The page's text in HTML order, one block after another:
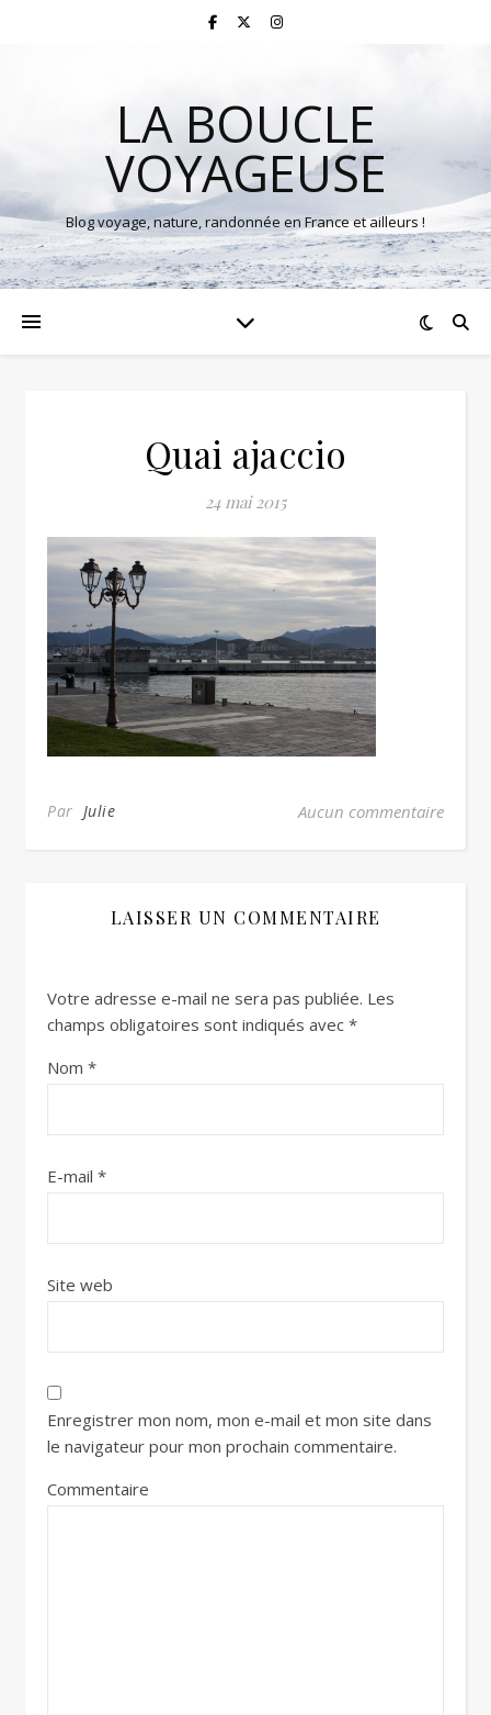
LA BOUCLE
VOYAGEUSE
Blog voyage, nature, randonnée en France et ailleurs !
Quai ajaccio
24 mai 2015
Par Julie Aucun commentaire
LAISSER UN COMMENTAIRE
Votre adresse e-mail ne sera pas publiée. Les
champs obligatoires sont indiqués avec *
Nom *
E-mail *
Site web
Enregistrer mon nom, mon e-mail et mon site dans
le navigateur pour mon prochain commentaire.
Commentaire